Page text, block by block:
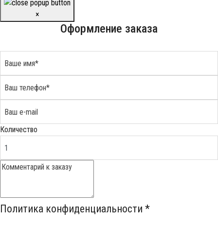
×
Оформление заказа
Количество
Политика конфиденциальности *